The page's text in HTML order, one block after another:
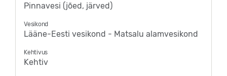
Pinnavesi (jõed, järved)
Vesikond
Lääne-Eesti vesikond - Matsalu alamvesikond
Kehtivus
Kehtiv